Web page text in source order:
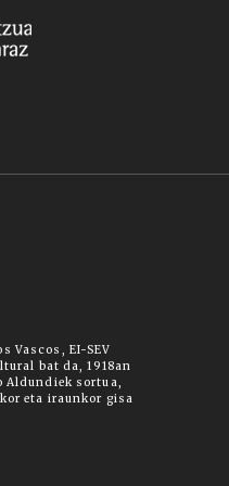
Vascos, EI-SEV
bat da, 1918an
Aldundiek sortua,
eta iraunkor gisa
desaktibatzea ere
cookieak eta